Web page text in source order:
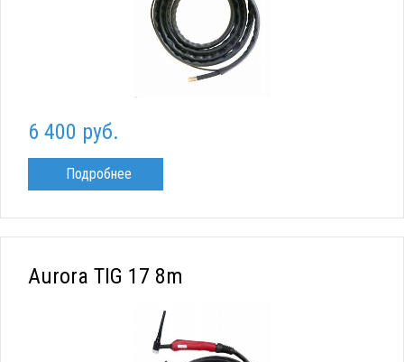
6 400 руб.
Подробнее
Aurora TIG 17 8m